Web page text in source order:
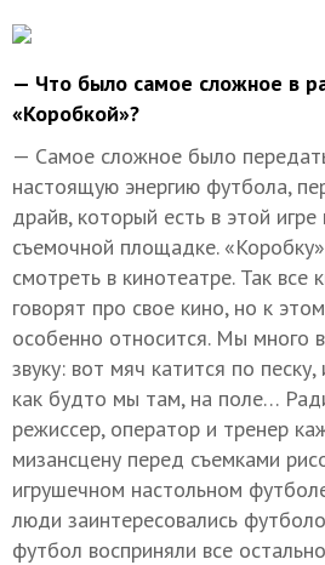
— Что было самое сложное в
«Коробкой»?
— Самое сложное было
настоящую энергию футбола,
драйв, который есть в этой
съемочной площадке.
смотреть в кинотеатре. Так все
говорят про свое кино, но к
особенно относится. Мы много
звуку: вот мяч катится по
как будто мы там, на поле…
режиссер, оператор и тренер
мизансцену перед съемками
игрушечном настольном
люди заинтересовались
футбол восприняли все